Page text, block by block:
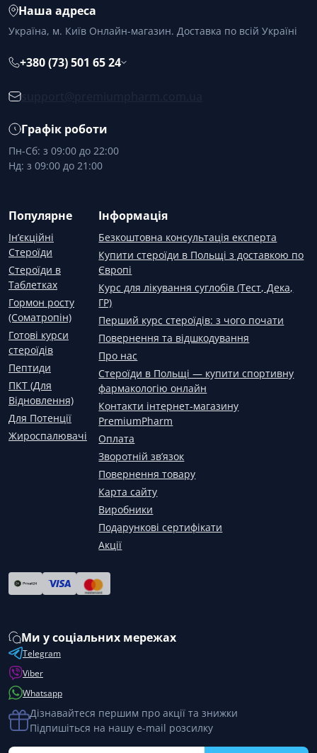
Наша адреса
Україна, м. Київ Онлайн-магазин. Доставка по всій Україні
+380 (73) 501 65 24
Графік роботи
Пн-Сб: з 09:00 до 22:00
Нд: з 09:00 до 21:00
Популярне
Ін’єкційні
Стероїди
Стероїди в
Таблетках
Гормон росту
(Соматропін)
Готові курси
стероїдів
Пептиди
ПКТ (Для
Відновлення)
Для Потенції
Жироспалювачі
Інформація
Безкоштовна консультація експерта
Купити стероїди в Польщі з доставкою по
Європі
Курс для лікування суглобів (Тест, Дека,
ГР)
Перший курс стероїдів: з чого почати
Повернення та відшкодування
Про нас
Стероїди в Польщі — купити спортивну
фармакологію онлайн
Контакти інтернет-магазину
PremiumPharm
Оплата
Зворотній зв’язок
Повернення товару
Карта сайту
Виробники
Подарункові сертифікати
Акції
Ми у соціальних мережах
Telegram
Viber
Whatsapp
Дізнавайтеся першим про акції та знижки
Підпишіться на нашу e-mail розсилку